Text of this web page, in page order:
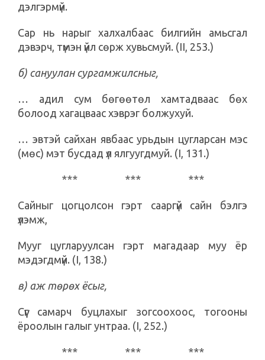
дэлгэрмүй.
Сар нь нарыг халхалбаас билгийн амьсгал
дэвэрч, түмэн үйл сөрж хувьсмуй. (II, 253.)
б) сануулан сургамжилсныг,
… адил сум бөгөөтөл хамтадваас бөх
болоод хагацваас хэврэг болжухуй.
… эвтэй сайхан явбаас урьдын цугларсан мэс
(мөс) мэт бусдад үл ялгуугдмуй. (I, 131.)
*** *** ***
Сайныг цогцолсон гэрт сааргүй сайн бэлгэ
үлэмж,
Мууг цугларуулсан гэрт магадаар муу ёр
мэдэгдмүй. (I, 138.)
в) аж төрөх ёсыг,
Сүүг самарч буцлахыг зогсоохоос, тогооны
ёроолын галыг унтраа. (I, 252.)
*** *** ***